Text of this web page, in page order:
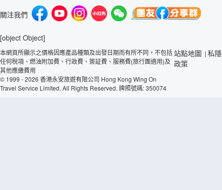
關注我們
[object Object]
本網頁所顯示之價格因應產品種類及出發日期而有所不同，不包括
任何稅項、燃油附加費、行政費、簽証費、服務費(旅行團適用)及
其他應繳費用
© 1999 - 2026 香港永安旅遊有限公司 Hong Kong Wing On
Travel Service Limited. All Rights Reserved. 牌照號碼: 350074
站點地圖 | 私隱
政策